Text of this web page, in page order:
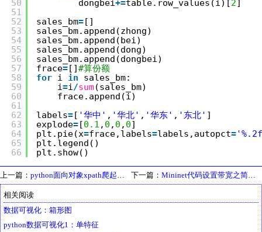
50
51
52
53
54
55
56
57
58
59
60
61
62
63
64
65
66
dongbei+=table.row_values(i)[2]
sales_bm=[]
sales_bm.append(zhong)
sales_bm.append(bei)
sales_bm.append(dong)
sales_bm.append(dongbei)
frace=[]#算份额
for i in
sales_bm:
i=i/sum(sales_bm)
frace.append(i)
labels=[ '华中' , '华北' , '华东' , '东北' ]
explode=[0.1 , 0 , 0 , 0]
plt.pie(x=frace,labels=labels,autopct=
plt.legend()
plt.show()
上一篇： python面向对象xpath爬起点中文网 下一篇： Mininet代码设置带宽之简单性能测试范例
相关阅读
数据可视化：箱形图
python数据可视化1：单特征